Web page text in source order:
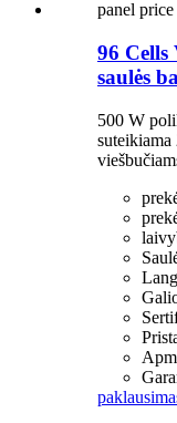
96
saulės
500 W
suteikiama